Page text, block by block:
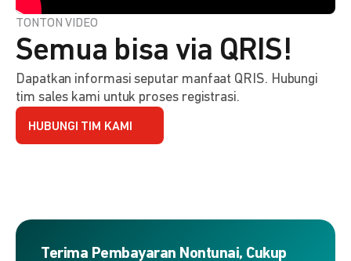
TONTON VIDEO
Semua bisa via QRIS!
Dapatkan informasi seputar manfaat QRIS. Hubungi
tim sales kami untuk proses registrasi.
HUBUNGI TIM KAMI
Terima Pembayaran Nontunai, Cukup